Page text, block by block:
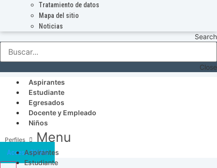
Tratamiento de datos
Mapa del sitio
Noticias
Search
Close
Aspirantes
Estudiante
Egresados
Docente y Empleado
Niños
Menu
Aspirantes
Estudiante
Acceso SICAU